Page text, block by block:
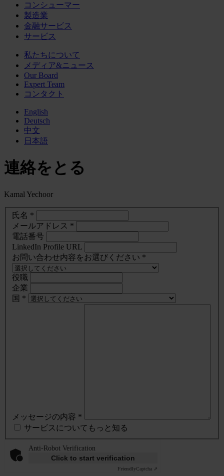
コンシューマー
製造業
金融サービス
サービス
私たちについて
メディア&ニュース
Our Board
Expert Team
コンタクト
English
Deutsch
中文
日本語
連絡をとる
Kamal Yechoor
氏名 *
メールアドレス *
電話番号
LinkedIn Profile URL
お問い合わせ内容をお選びください *
役職
企業
国 *
メッセージの内容 *
サービスについてもっと知る
Anti-Robot Verification
Click to start verification
FriendlyCaptcha ⇗